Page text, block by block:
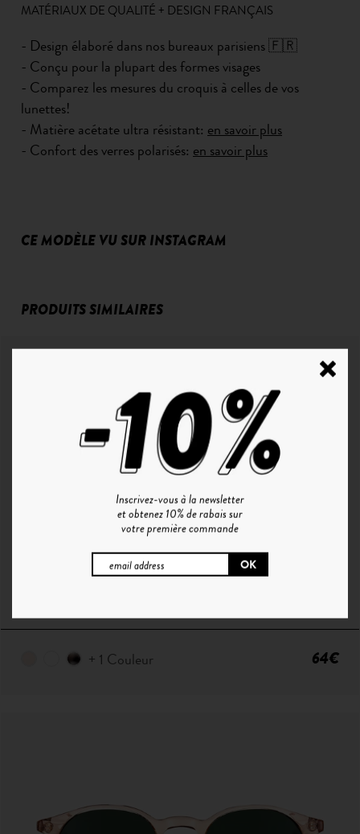
MATÉRIAUX DE QUALITÉ + DESIGN FRANÇAIS
- Design élaboré dans nos bureaux parisiens 🇫🇷
- Conçu pour la plupart des formes visages
- Comparez les mesures du croquis à celles de vos
lunettes!
- Matière acétate ultra résistant: en savoir plus
- Confort des verres polarisés: en savoir plus
CE MODÈLE VU SUR INSTAGRAM
PRODUITS SIMILAIRES
+ 1 Couleur 64€
Inscrivez-vous à la newsletter
et obtenez 10% de rabais sur
votre première commande